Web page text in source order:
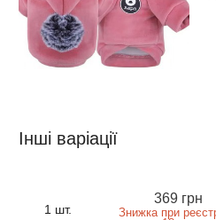
Інші варіації
1 шт.
369 грн
Знижка при